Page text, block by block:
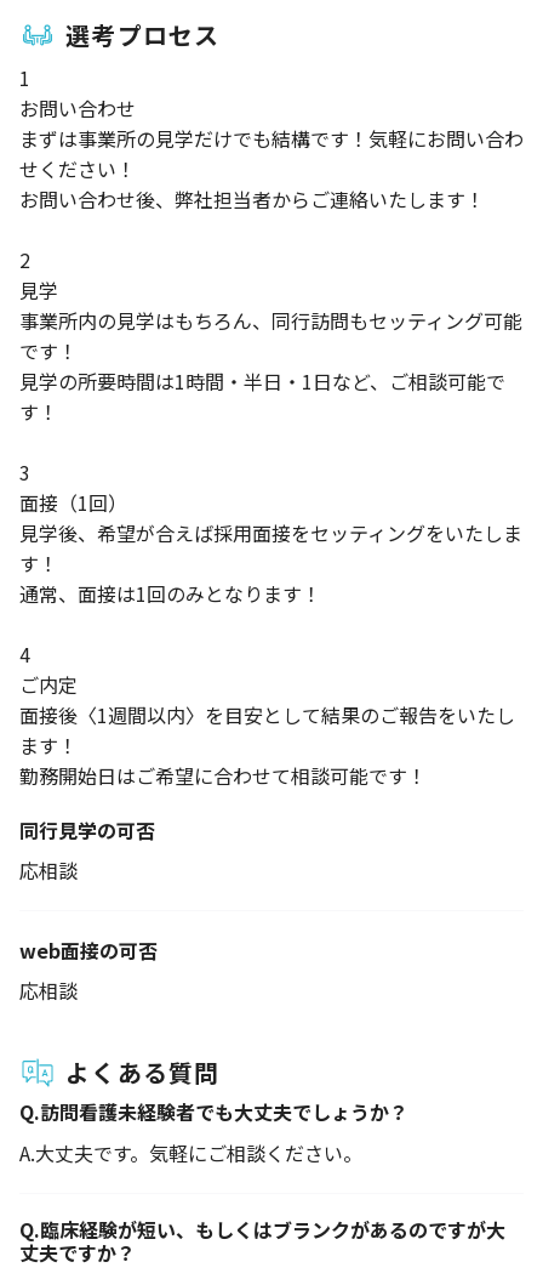
選考プロセス
1
お問い合わせ
まずは事業所の見学だけでも結構です！気軽にお問い合わ
せください！
お問い合わせ後、弊社担当者からご連絡いたします！
2
見学
事業所内の見学はもちろん、同行訪問もセッティング可能
です！
見学の所要時間は1時間・半日・1日など、ご相談可能で
す！
3
面接（1回）
見学後、希望が合えば採用面接をセッティングをいたしま
す！
通常、面接は1回のみとなります！
4
ご内定
面接後〈1週間以内〉を目安として結果のご報告をいたし
ます！
勤務開始日はご希望に合わせて相談可能です！
同行見学の可否
応相談
web面接の可否
応相談
よくある質問
Q.訪問看護未経験者でも大丈夫でしょうか？
A.大丈夫です。気軽にご相談ください。
Q.臨床経験が短い、もしくはブランクがあるのですが大
丈夫ですか？